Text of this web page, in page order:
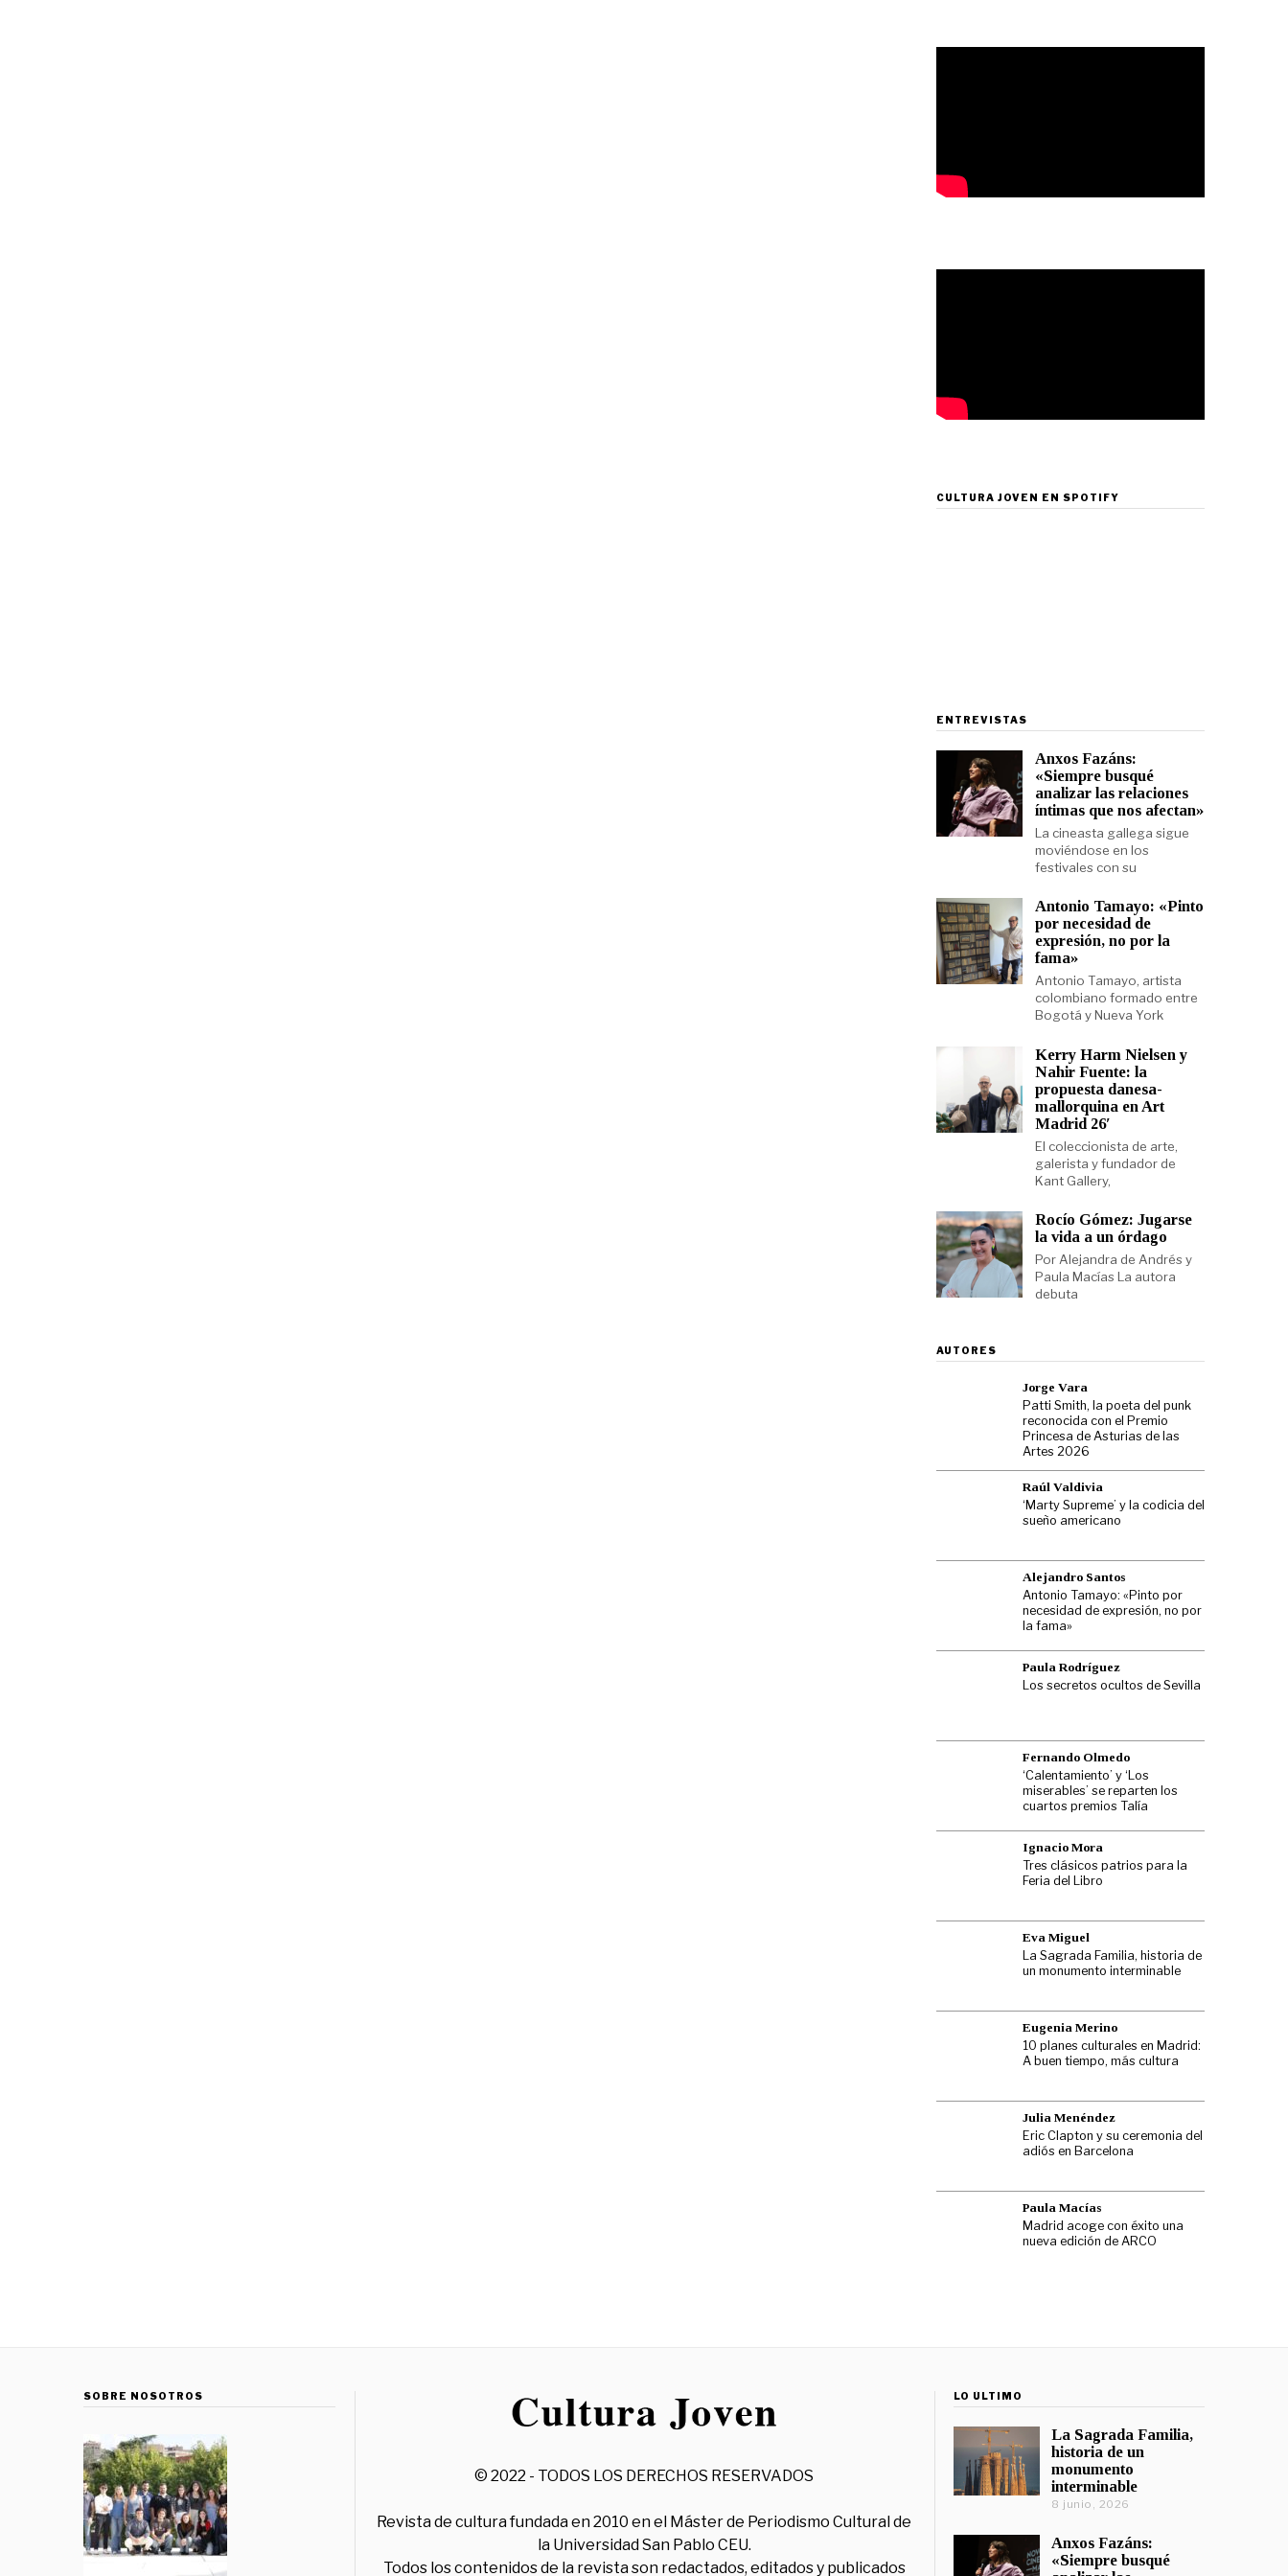
CULTURA JOVEN EN SPOTIFY
ENTREVISTAS
Anxos Fazáns:
«Siempre busqué
analizar las relaciones
íntimas que nos afectan»
La cineasta gallega sigue
moviéndose en los
festivales con su
Antonio Tamayo: «Pinto
por necesidad de
expresión, no por la
fama»
Antonio Tamayo, artista
colombiano formado entre
Bogotá y Nueva York
Kerry Harm Nielsen y
Nahir Fuente: la
propuesta danesa-
mallorquina en Art
Madrid 26′
El coleccionista de arte,
galerista y fundador de
Kant Gallery,
Rocío Gómez: Jugarse
la vida a un órdago
Por Alejandra de Andrés y
Paula Macías La autora
debuta
AUTORES
Jorge Vara
Patti Smith, la poeta del punk
reconocida con el Premio
Princesa de Asturias de las
Artes 2026
Raúl Valdivia
‘Marty Supreme’ y la codicia del
sueño americano
Alejandro Santos
Antonio Tamayo: «Pinto por
necesidad de expresión, no por
la fama»
Paula Rodríguez
Los secretos ocultos de Sevilla
Fernando Olmedo
‘Calentamiento’ y ‘Los
miserables’ se reparten los
cuartos premios Talía
Ignacio Mora
Tres clásicos patrios para la
Feria del Libro
Eva Miguel
La Sagrada Familia, historia de
un monumento interminable
Eugenia Merino
10 planes culturales en Madrid:
A buen tiempo, más cultura
Julia Menéndez
Eric Clapton y su ceremonia del
adiós en Barcelona
Paula Macías
Madrid acoge con éxito una
nueva edición de ARCO
SOBRE NOSOTROS
© 2022 - TODOS LOS DERECHOS RESERVADOS
Revista de cultura fundada en 2010 en el Máster de Periodismo Cultural de
la Universidad San Pablo CEU.
Todos los contenidos de la revista son redactados, editados y publicados
LO ÚLTIMO
La Sagrada Familia,
historia de un
monumento
interminable
8 junio, 2026
Anxos Fazáns:
«Siempre busqué